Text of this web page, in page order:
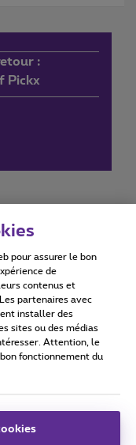
:
Pickx
statement
pour assurer le bon
de
contenus et
partenaires avec
installer des
sites ou des médias
Attention, le
fonctionnement du